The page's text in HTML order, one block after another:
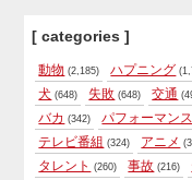
[ categories ]
動物 (2,185) ハプニング
犬 (648) 失敗 (648) 交通
バカ (342) パフォーマンス
テレビ番組 (324) アニメ
タレント (260) 事故 (216)